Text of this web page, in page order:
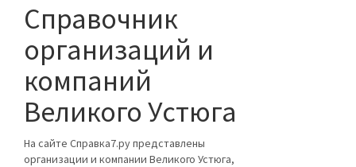
Справочник
организаций и
компаний
Великого Устюга
На сайте Справка7.ру представлены
организации и компании Великого Устюга,